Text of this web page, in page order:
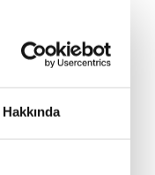
Hakkında